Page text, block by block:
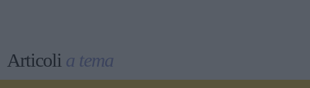
Articoli a tema